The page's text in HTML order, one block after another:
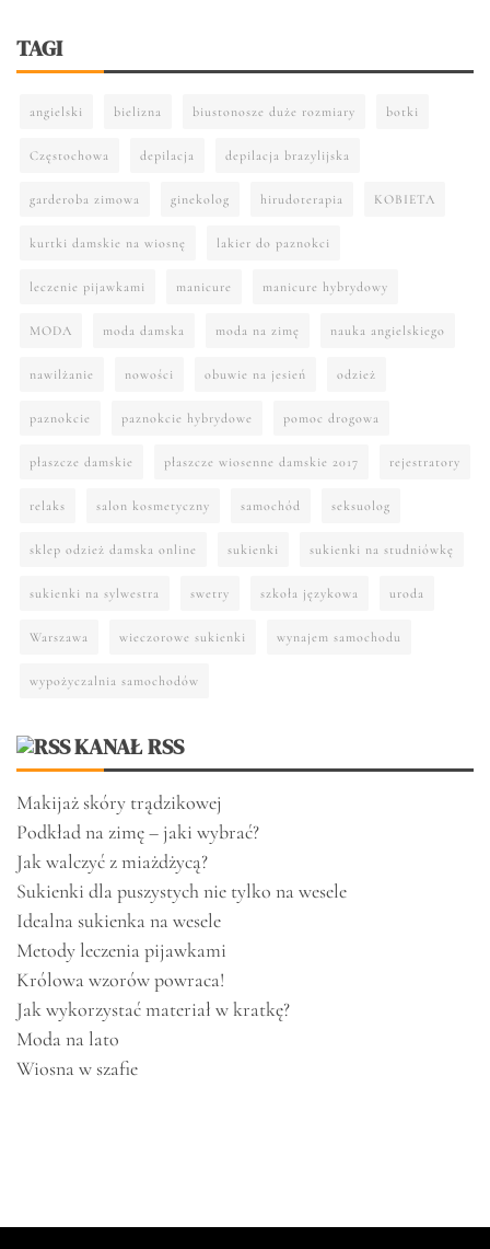
TAGI
angielski bielizna biustonosze duże rozmiary botki
Częstochowa depilacja depilacja brazylijska
garderoba zimowa ginekolog hirudoterapia KOBIETA
kurtki damskie na wiosnę lakier do paznokci
leczenie pijawkami manicure manicure hybrydowy
MODA moda damska moda na zimę nauka angielskiego
nawilżanie nowości obuwie na jesień odzież
paznokcie paznokcie hybrydowe pomoc drogowa
płaszcze damskie płaszcze wiosenne damskie 2017 rejestratory
relaks salon kosmetyczny samochód seksuolog
sklep odzież damska online sukienki sukienki na studniówkę
sukienki na sylwestra swetry szkoła językowa uroda
Warszawa wieczorowe sukienki wynajem samochodu
wypożyczalnia samochodów
KANAŁ RSS
Makijaż skóry trądzikowej
Podkład na zimę – jaki wybrać?
Jak walczyć z miażdżycą?
Sukienki dla puszystych nie tylko na wesele
Idealna sukienka na wesele
Metody leczenia pijawkami
Królowa wzorów powraca!
Jak wykorzystać materiał w kratkę?
Moda na lato
Wiosna w szafie